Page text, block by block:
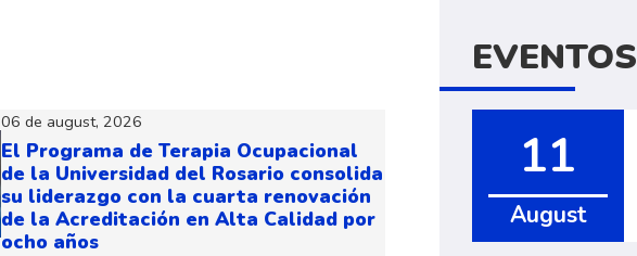
06 de august, 2026
El Programa de Terapia Ocupacional
de la Universidad del Rosario consolida
su liderazgo con la cuarta renovación
de la Acreditación en Alta Calidad por
ocho años
EVENTOS
11
August